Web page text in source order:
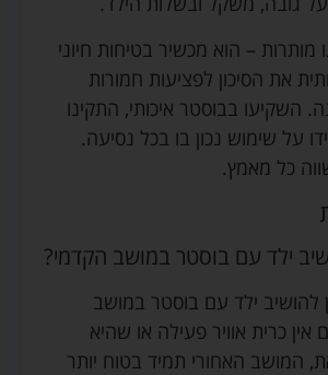
מותרות – הוא מכשיר בטיחות חיוני
את הסיכון לפציעות חמורות
השקיעו בבוסטר איכותי, התקינו
על שימוש נכון בו בכל נסיעה.
כל מאמץ.
ילד עם בוסטר במושב הקדמי?
להושיב ילד עם בוסטר במושב
כרית אוויר פעילה או שהיא
המושב האחורי תמיד בטוח יותר